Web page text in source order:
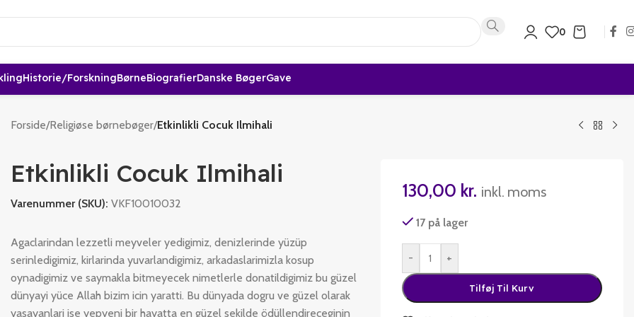
0
Historie/forskningBørneBiografierDanske BøgerGave
Forside/Religiøse børnebøger/Etkinlikli Cocuk Ilmihali
Etkinlikli Cocuk Ilmihali
Varenummer (SKU): VKF10010032
Agaclarindan lezzetli meyveler yedigimiz, denizlerinde yüzüp
serinledigimiz, kirlarinda yuvarlandigimiz, arkadaslarimizla kosup
oynadigimiz ve saymakla bitmeyecek nimetlerle donatildigimiz bu güzel
dünyayi yüce Allah bizim icin yaratti. Bu dünyada dogru ve güzel olarak
yasayanlari ise yepyeni bir hayatta en güzel sekilde ödüllendireceginin
130,00 kr. inkl. moms
17 på lager
- +
Tilføj Til Kurv